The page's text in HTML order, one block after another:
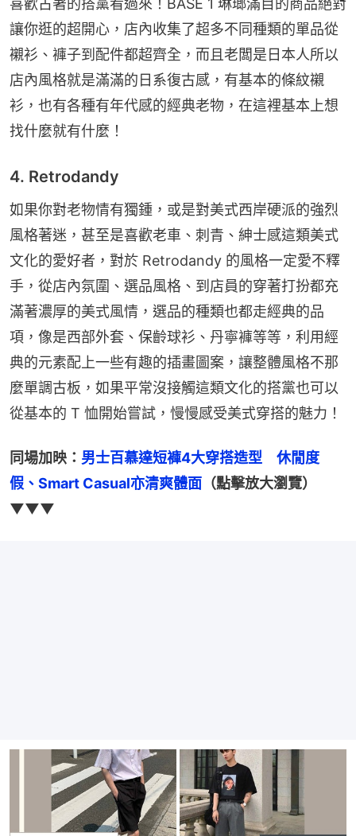
喜歡古著的搭黨看過來！BASE 1 琳瑯滿目的商品絕對
讓你逛的超開心，店內收集了超多不同種類的單品從
襯衫、褲子到配件都超齊全，而且老闆是日本人所以
店內風格就是滿滿的日系復古感，有基本的條紋襯
衫，也有各種有年代感的經典老物，在這裡基本上想
找什麼就有什麼！
4. Retrodandy
如果你對老物情有獨鍾，或是對美式西岸硬派的強烈
風格著迷，甚至是喜歡老車、刺青、紳士感這類美式
文化的愛好者，對於 Retrodandy 的風格一定愛不釋
手，從店內氛圍、選品風格、到店員的穿著打扮都充
滿著濃厚的美式風情，選品的種類也都走經典的品
項，像是西部外套、保齡球衫、丹寧褲等等，利用經
典的元素配上一些有趣的插畫圖案，讓整體風格不那
麼單調古板，如果平常沒接觸這類文化的搭黨也可以
從基本的 T 恤開始嘗試，慢慢感受美式穿搭的魅力！
同場加映： 男士百慕達短褲4大穿搭造型　休閒度
假、Smart Casual亦清爽體面 （點擊放大瀏覽）
▼▼▼